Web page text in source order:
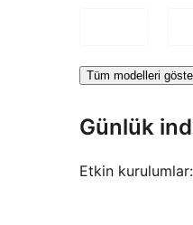
Tüm modelleri
Günlük
Etkin kurulumlar: